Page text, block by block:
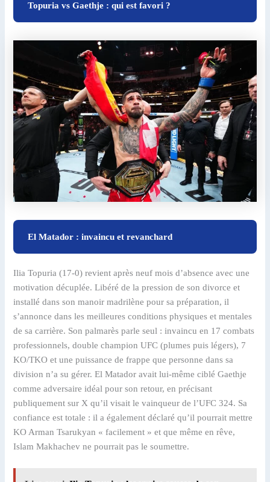
Topuria vs Gaethje : qui est favori ?
El Matador : invaincu et revanchard
Ilia Topuria (17-0) revient après neuf mois d’absence avec une
motivation décuplée. Libéré de la pression de son divorce et
installé dans son manoir madrilène pour sa préparation, il
s’annonce dans les meilleures conditions physiques et mentales
de sa carrière. Son palmarès parle seul : invaincu en 17 combats
professionnels, double champion UFC (plumes puis légers), 7
KO/TKO et une puissance de frappe que personne dans sa
division n’a su gérer. El Matador avait lui-même ciblé Gaethje
comme adversaire idéal pour son retour, en précisant
publiquement sur X qu’il visait le vainqueur de l’UFC 324. Sa
confiance est totale : il a également déclaré qu’il pourrait mettre
KO Arman Tsarukyan « facilement » et que même en rêve,
Islam Makhachev ne pourrait pas le soumettre.